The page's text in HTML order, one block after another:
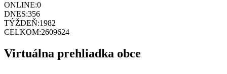
ONLINE:0
DNES:356
TÝŽDEŇ:1982
CELKOM:2609624
Virtuálna prehliadka obce